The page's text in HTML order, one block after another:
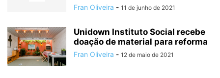
Fran Oliveira - 11 de junho de 2021
Unidown Instituto Social recebe
doação de material para reforma
Fran Oliveira - 12 de maio de 2021